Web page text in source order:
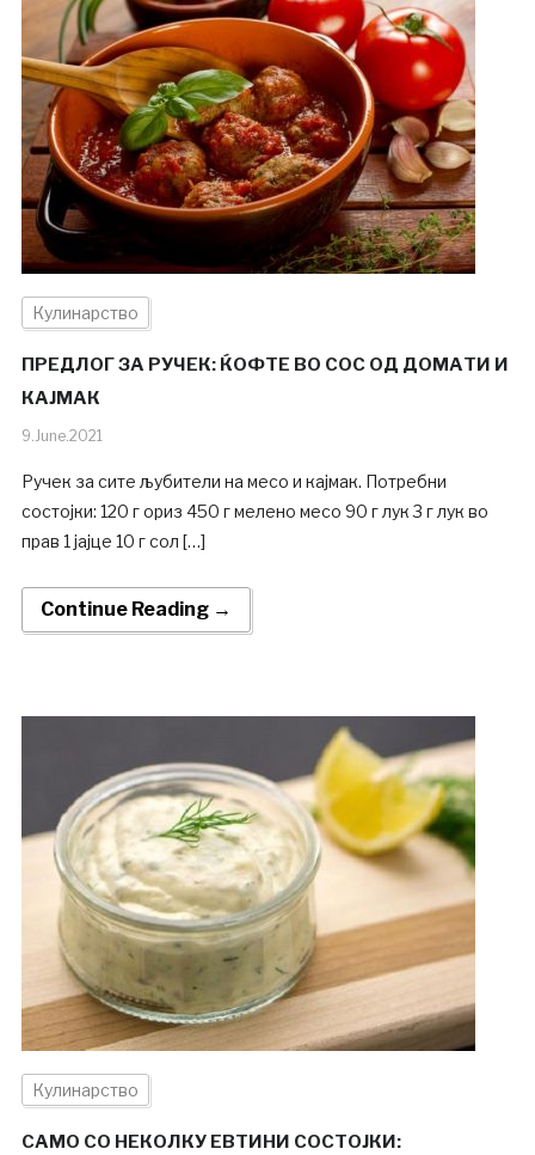
Кулинарство
ПРЕДЛОГ ЗА РУЧЕК: ЌОФТЕ ВО СОС ОД ДОМАТИ И
КАЈМАК
9.June.2021
Ручек за сите љубители на месо и кајмак. Потребни
состојки: 120 г ориз 450 г мелено месо 90 г лук 3 г лук во
прав 1 јајце 10 г сол […]
Continue Reading →
Кулинарство
САМО СО НЕКОЛКУ ЕВТИНИ СОСТОЈКИ: